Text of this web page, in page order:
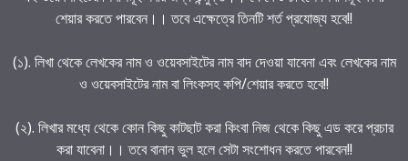
শেয়ার করতে পারবেন।। তবে এক্ষেত্রে তিনটি শর্ত প্রযোজ্য হবে!!
(১). লিখা থেকে লেখকের নাম ও ওয়েবসাইটের নাম বাদ দেওয়া যাবেনা এবং লেখকের নাম
ও ওয়েবসাইটের নাম বা লিংকসহ কপি/শেয়ার করতে হবে!!
(২). লিখার মধ্যে থেকে কোন কিছু কাটছাট করা কিংবা নিজ থেকে কিছু এড করে প্রচার
করা যাবেনা।। তবে বানান ভুল হলে সেটা সংশোধন করতে পারবেন!!